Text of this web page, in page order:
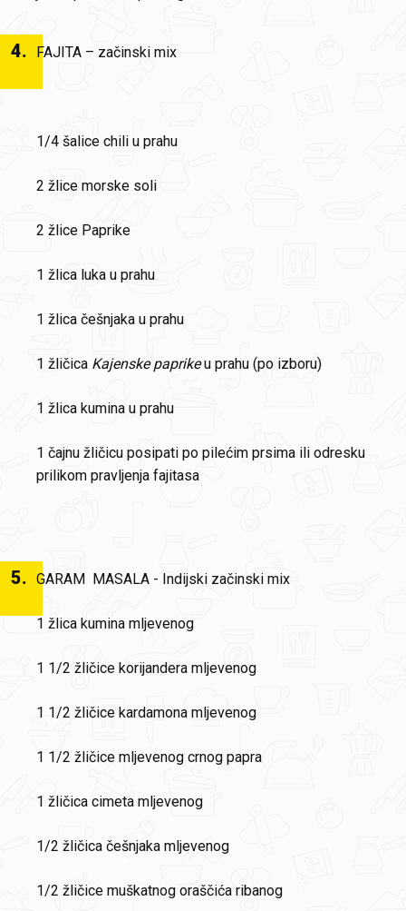
4. FAJITA – začinski mix
1/4 šalice chili u prahu
2 žlice morske soli
2 žlice Paprike
1 žlica luka u prahu
1 žlica češnjaka u prahu
1 žličica Kajenske paprikeu prahu (po izboru)
1 žlica kumina u prahu
1 čajnu žličicu posipati po pilećim prsima ili odresku
prilikom pravljenja fajitasa
5. GARAM MASALA - Indijski začinski mix
1 žlica kumina mljevenog
1 1/2 žličice korijandera mljevenog
1 1/2 žličice kardamona mljevenog
1 1/2 žličice mljevenog crnog papra
1 žličica cimeta mljevenog
1/2 žličica češnjaka mljevenog
1/2 žličice muškatnog oraščića ribanog